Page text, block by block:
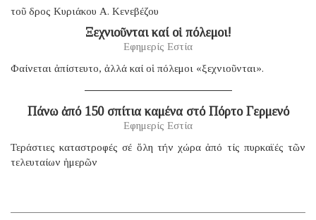
τοῦ δρος Κυριάκου Α. Κενεβέζου
Ξεχνιοῦνται καί οἱ πόλεμοι!
Εφημερίς Εστία
Φαίνεται ἀπίστευτο, ἀλλά καί οἱ πόλεμοι «ξεχνιοῦνται».
Πάνω ἀπό 150 σπίτια καμένα στό Πόρτο Γερμενό
Εφημερίς Εστία
Τεράστιες καταστροφές σέ ὅλη τήν χώρα ἀπό τίς πυρκαϊές τῶν
τελευταίων ἡμερῶν